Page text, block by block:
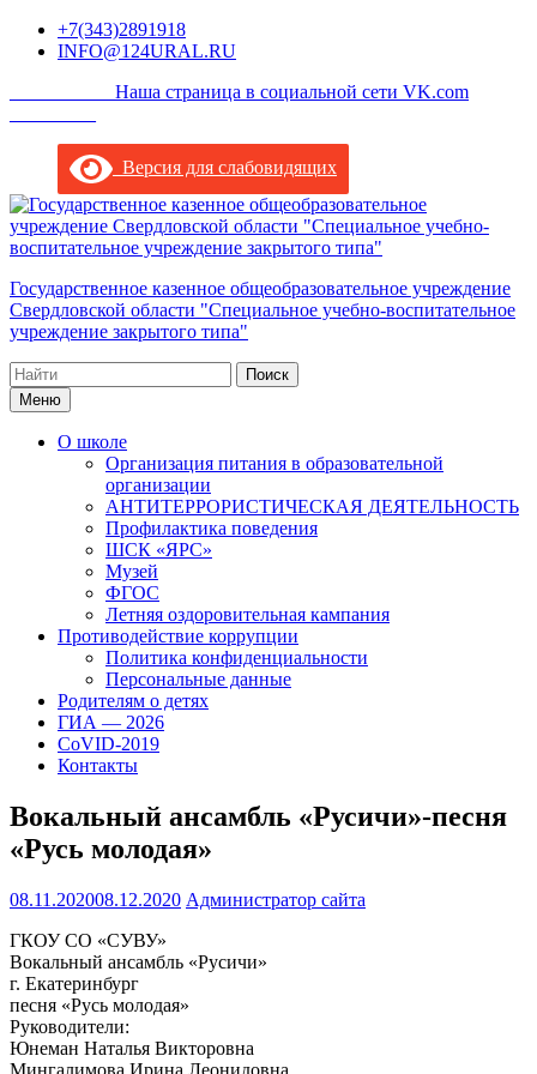
Перейти+7(343)2891918
INFO@124URAL.RU
___________Наша страница в социальной сети VK.com
Версия для слабовидящих
Государственное казенное общеобразовательное учреждение
Свердловской области "Специальное учебно-воспитательное
учреждение закрытого типа"
Поиск
по:Меню
О школе
Организация питания в образовательной
организации
АНТИТЕРРОРИСТИЧЕСКАЯ ДЕЯТЕЛЬНОСТЬ
Профилактика поведения
ШСК «ЯРС»
Музей
ФГОС
Летняя оздоровительная кампания
Противодействие коррупции
Политика конфиденциальности
Персональные данные
Родителям о детях
ГИА — 2026
CoVID-2019
Контакты
Вокальный ансамбль «Русичи»-песня
«Русь молодая»
08.11.202008.12.2020 Администратор сайта
ГКОУ СО «СУВУ»
Вокальный ансамбль «Русичи»
г. Екатеринбург
песня «Русь молодая»
Руководители:
Юнеман Наталья Викторовна
Мингалимова Ирина Леонидовна